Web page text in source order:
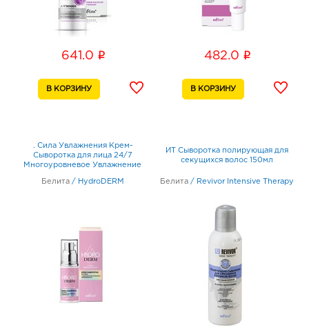
641.0 i 482.0 i
. Сила Увлажнения Крем-
Сыворотка для лица 24/7
Многоуровневое Увлажнение
Белита / HydroDERM
ИТ Сыворотка полирующая для
секущихся волос 150мл
Белита / Revivor Intensive Therapy